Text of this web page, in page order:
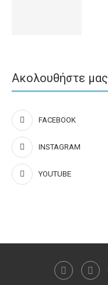
Ακολουθήστε μας
FACEBOOK
INSTAGRAM
YOUTUBE